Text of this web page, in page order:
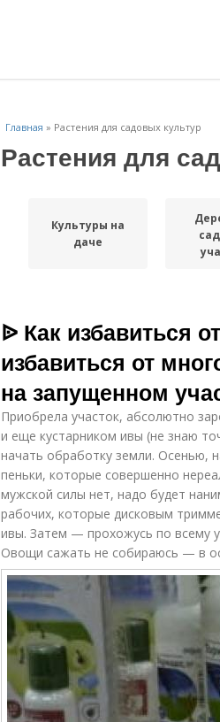
Главная » Растения для садовых культур
Растения для
Культуры на
даче
ᐉ Как избавиться
избавиться от
на запущенном
Приобрела участок, абсолютно
и еще кустарником ивы (не знаю
начать обработку земли. Осенью,
пеньки, которые совершенно
мужской силы нет, надо будет
рабочих, которые дисковым
ивы. Затем — прохожусь по всему
Овощи сажать не собираюсь — в